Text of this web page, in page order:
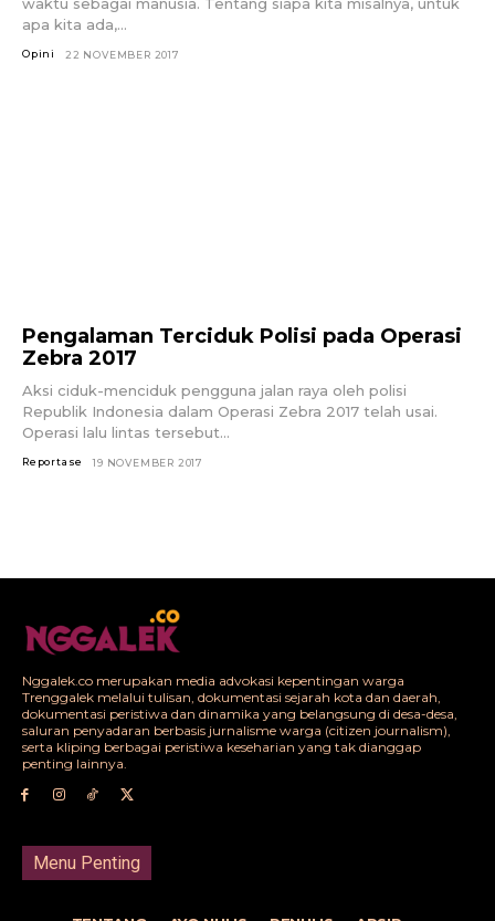
waktu sebagai manusia. Tentang siapa kita misalnya, untuk
apa kita ada,...
Opini 22 NOVEMBER 2017
Pengalaman Terciduk Polisi pada Operasi
Zebra 2017
Aksi ciduk-menciduk pengguna jalan raya oleh polisi
Republik Indonesia dalam Operasi Zebra 2017 telah usai.
Operasi lalu lintas tersebut...
Reportase 19 NOVEMBER 2017
Nggalek.co merupakan media advokasi kepentingan warga
Trenggalek melalui tulisan, dokumentasi sejarah kota dan daerah,
dokumentasi peristiwa dan dinamika yang belangsung di desa-desa,
saluran penyadaran berbasis jurnalisme warga (citizen journalism),
serta kliping berbagai peristiwa keseharian yang tak dianggap
penting lainnya.
Menu Penting